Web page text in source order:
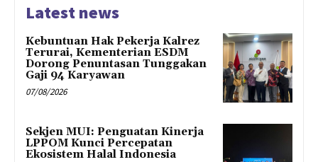
Latest news
Kebuntuan Hak Pekerja Kalrez
Terurai, Kementerian ESDM
Dorong Penuntasan Tunggakan
Gaji 94 Karyawan
07/08/2026
Sekjen MUI: Penguatan Kinerja
LPPOM Kunci Percepatan
Ekosistem Halal Indonesia